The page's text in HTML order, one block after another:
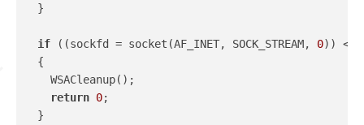
  }
if ((sockfd = socket(AF_INET, SOCK_STREAM, 0)) <
  {
    WSACleanup();
return 0;
  }